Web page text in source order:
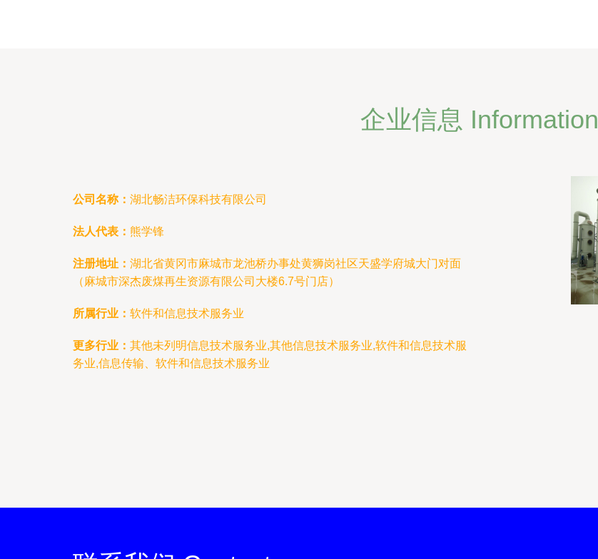
企业信息 Information
公司名称： 湖北畅洁环保科技有限公司
法人代表： 熊学锋
注册地址： 湖北省黄冈市麻城市龙池桥办事处黄狮岗社区天盛学府城大门对面
（麻城市深杰废煤再生资源有限公司大楼6.7号门店）
所属行业： 软件和信息技术服务业
更多行业： 其他未列明信息技术服务业,其他信息技术服务业,软件和信息技术服
务业,信息传输、软件和信息技术服务业